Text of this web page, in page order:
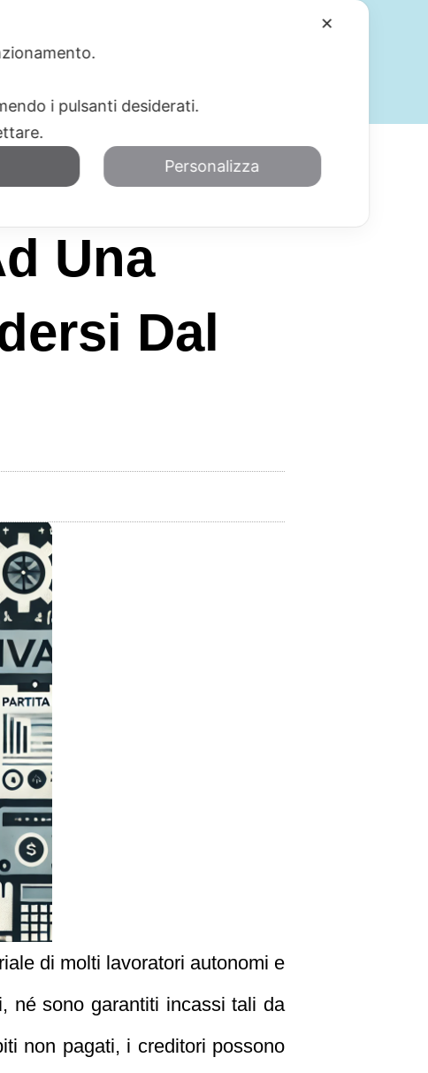
SERVIZI
Una
Dal
di molti lavoratori autonomi e
né sono garantiti incassi tali da
non pagati, i creditori possono
✕
i pulsanti desiderati.
Personalizza